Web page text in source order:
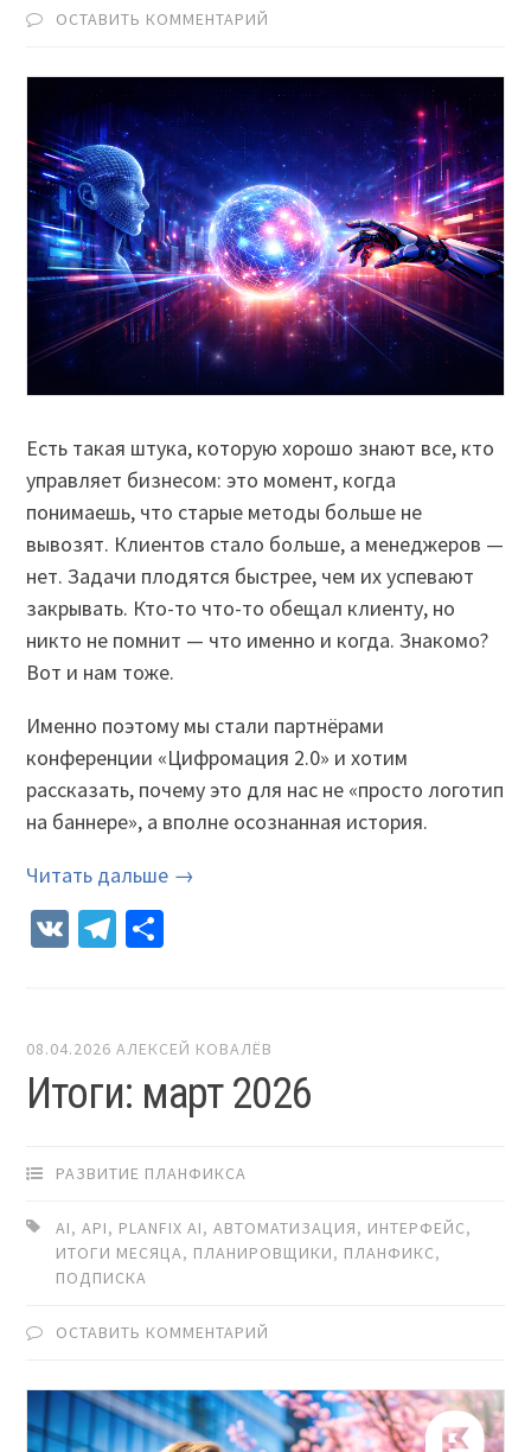
ОСТАВИТЬ КОММЕНТАРИЙ
Есть такая штука, которую хорошо знают все, кто
управляет бизнесом: это момент, когда
понимаешь, что старые методы больше не
вывозят. Клиентов стало больше, а менеджеров —
нет. Задачи плодятся быстрее, чем их успевают
закрывать. Кто-то что-то обещал клиенту, но
никто не помнит — что именно и когда. Знакомо?
Вот и нам тоже.
Именно поэтому мы стали партнёрами
конференции «Цифромация 2.0» и хотим
рассказать, почему это для нас не «просто логотип
на баннере», а вполне осознанная история.
Читать дальше →
VK Telegram
08.04.2026 АЛЕКСЕЙ КОВАЛЁВ
Итоги: март 2026
РАЗВИТИЕ ПЛАНФИКСА
AI,API, PLANFIX AI,АВТОМАТИЗАЦИЯ, ИНТЕРФЕЙС,
ИТОГИ МЕСЯЦА, ПЛАНИРОВЩИКИ, ПЛАНФИКС,
ПОДПИСКА
ОСТАВИТЬ КОММЕНТАРИЙ